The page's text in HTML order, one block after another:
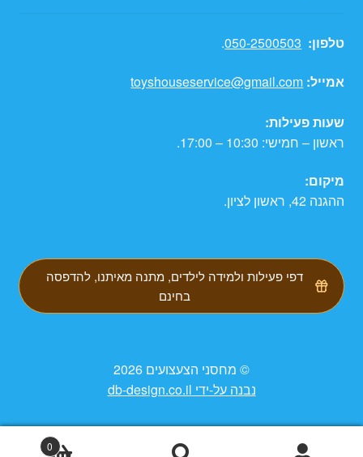
טלפון: 050-2500503
.
אמייל: toyshouseservice@gmail.com
שעות פעילות:
ראשון – חמישי: 10:30 – 17:00.
מיקום:
ההגנה 42, ראשון לציון.
דפי פעילות ולמידה לילדים, מתנה מאיתנו, להדפסה
בחינם
© מחסני הצעצועים 2026
נבנה על-ידי db-design.co.il
0